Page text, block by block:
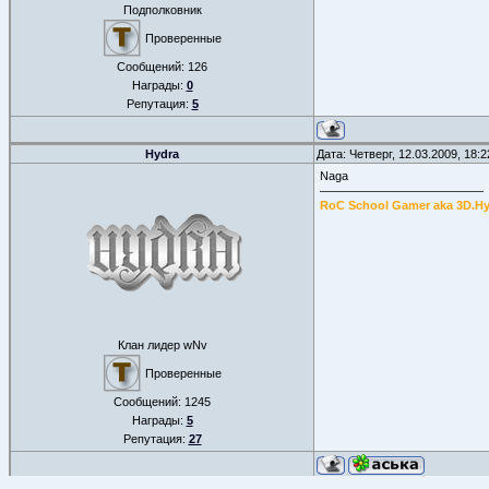
Подполковник
Проверенные
Сообщений: 126
Награды: 0
Репутация: 5
Hydra Дата: Четверг, 12.03.2009,
Клан лидер wNv
Проверенные
Сообщений: 1245
Награды: 5
Репутация: 27
Naga
RoC School Gamer aka